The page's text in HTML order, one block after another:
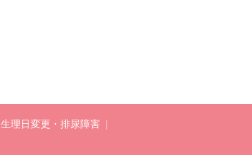
生理日変更・排尿障害